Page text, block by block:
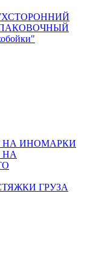
НА ИНОМАРКИ
НА
ГРУЗА